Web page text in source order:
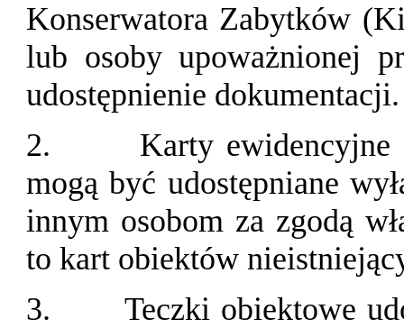
Konserwatora Zabytków
lub osoby upoważnionej
udostępnienie dokumentacji.
2.
Karty
mogą być udostępniane
innym osobom za zgodą
to kart obiektów
3.
Teczki obiektowe